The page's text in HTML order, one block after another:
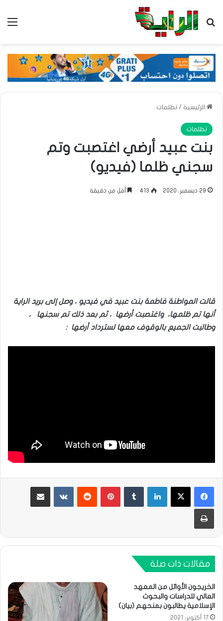
بحث عن
الرئيسية / تظلمات
تظلمات
بنت عبيد أرضي اغتصبت وتم
سجني ظلما (فيديو)
29 ديسمبر، 2020 413 أقل من دقيقة
قالت المواطنة فاطمة بنت عبيد في فيديو ، وصل إلى بريد الراية
أنها تم ظلمها، واغتصبت أرضها ، ثم بعد ذلك تم سجنها ،
وطالبت الجميع بالوقوف معها لسترداد أرضها :
لينكدإن بينتيريست مشاركة عبر البريد
طباعة
مقالات ذات صلة
الخريجون الأوائل من المعهد
العالي للدراسات والبحوث
الإسلامية يطالبون بمنحهم (بيان)
17 أكتوبر، 2021